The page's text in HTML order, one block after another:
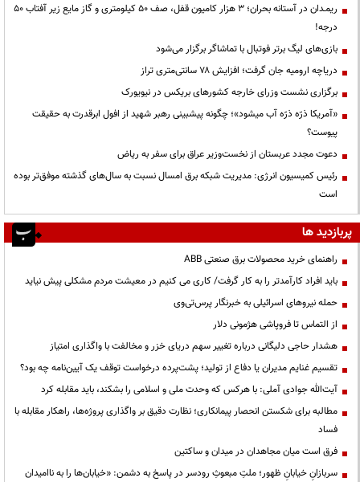
ریمـدان در آستانه بحران؛ ۳ هزار کامیون قفل، صف ۵۰ کیلومتری و گاز مایع زیر آفتاب ۵۰
درجه!
بازی‌های لیگ برتر فوتبال با تماشاگر برگزار می‌شود
دریاچه ارومیه جان گرفت؛ افزایش ۷۸ سانتی‌متری تراز
برگزاری نشست وزرای خارجه کشورهای بریکس در نیویورک
«آمریکا ذرّه ذرّه آب میشود»؛ چگونه پیشبینی رهبر شهید از افول ابرقدرت به حقیقت
پیوست؟
دعوت مجدد عربستان از نخست‌وزیر عراق برای سفر به ریاض
رئیس کمیسیون انرژی: مدیریت شبکه برق امسال نسبت به سال‌های گذشته موفق‌تر بوده
است
پربازدید ها
راهنمای خرید محصولات برق صنعتی ABB
باید افراد کارآمدتر را به کار گرفت/ کاری می کنیم در معیشت مردم مشکلی پیش نیاید
حمله نیروهای اسرائیلی به خبرنگار پرس‌تی‌وی
از التماس تا فروپاشی هژمونی دلار
هشدار حاجی دلیگانی درباره تغییر سهم دریای خزر و مخالفت با واگذاری امتیاز
تقسیم غنایم مدیران یا دفاع از تولید؛ پشت‌پرده درخواست توقف یک آیین‌نامه چه بود؟
آیت‌الله جوادی آملی: با هرکس که وحدت ملی و اسلامی را بشکند، باید مقابله کرد
مطالبه برای شکستن انحصار پیمانکاری؛ نظارت دقیق بر واگذاری پروژه‌ها، راهکار مقابله با
فساد
فرق است میان مجاهدان در میدان و ساکتین
سربازانِ خیابانِ ظهور؛ ملتِ مبعوثِ رودسر در پاسخ به دشمن: «خیابان‌ها را به ناامیدان